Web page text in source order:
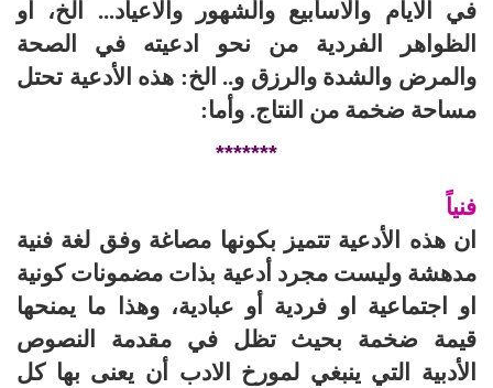
في الايام والاسابيع والشهور والاعياد... الخ، او
الظواهر الفردية من نحو ادعيته في الصحة
والمرض والشدة والرزق و.. الخ: هذه الأدعية تحتل
مساحة ضخمة من النتاج. وأما:
*******
فنياً
ان هذه الأدعية تتميز بكونها مصاغة وفق لغة فنية
مدهشة وليست مجرد أدعية بذات مضمونات كونية
او اجتماعية او فردية أو عبادية، وهذا ما يمنحها
قيمة ضخمة بحيث تظل في مقدمة النصوص
الأدبية التي ينبغي لمورخ الادب أن يعنى بها كل